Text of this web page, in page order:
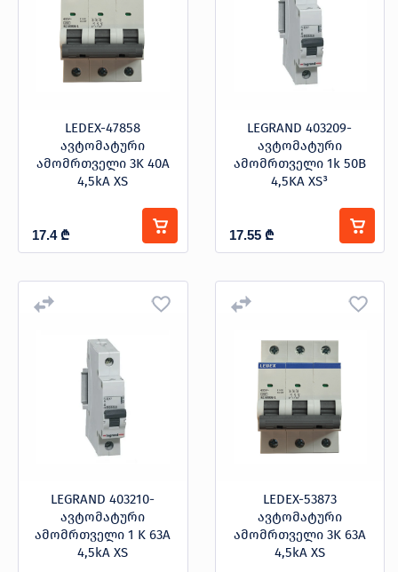
LEDEX-47858
ავტომატური
ამომრთველი 3K 40A
4,5kA XS
17.4 ₾
LEGRAND 403209-
ავტომატური
ამომრთველი 1k 50B
4,5KA XS³
17.55 ₾
LEGRAND 403210-
ავტომატური
ამომრთველი 1 K 63A
4,5kA XS
LEDEX-53873
ავტომატური
ამომრთველი 3K 63A
4,5kA XS